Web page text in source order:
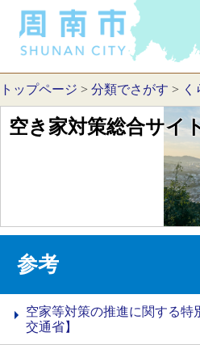
トップページ > 分類でさがす > く
空き家対策総合サイ
参考
空家等対策の推進に関する特
交通省】